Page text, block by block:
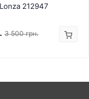
212947
3 500 грн.